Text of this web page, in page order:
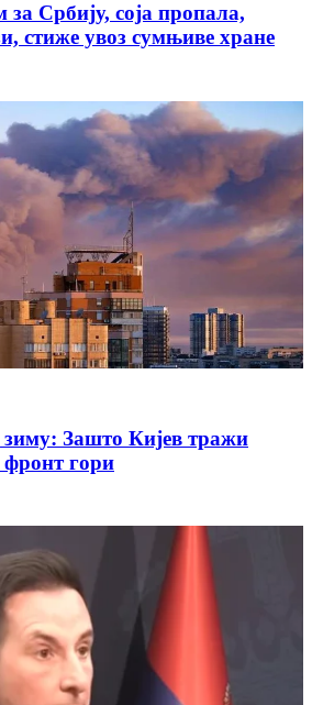
Србију, соја пропала,
стиже увоз сумњиве хране
Зашто Кијев тражи
гори